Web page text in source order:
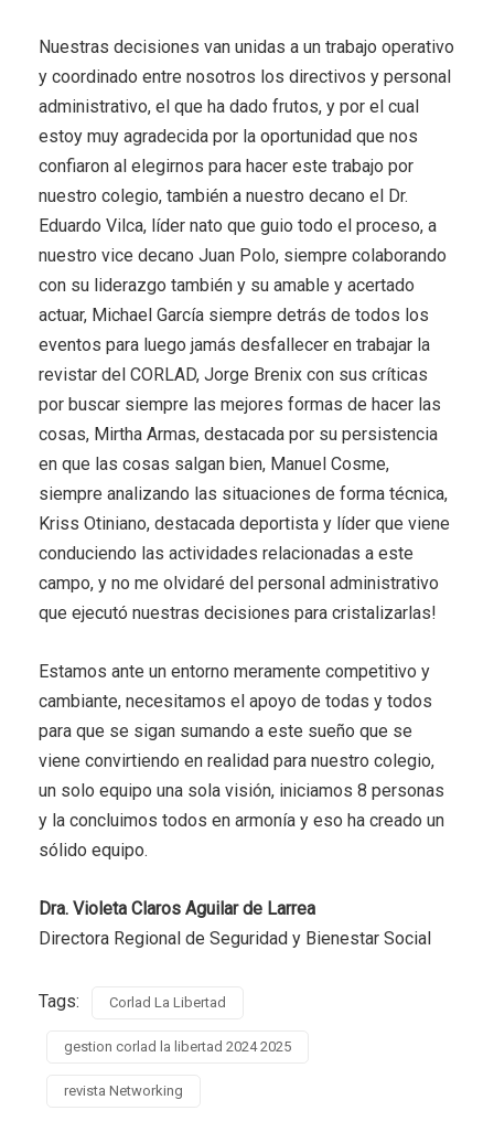
Nuestras decisiones van unidas a un trabajo operativo
y coordinado entre nosotros los directivos y personal
administrativo, el que ha dado frutos, y por el cual
estoy muy agradecida por la oportunidad que nos
confiaron al elegirnos para hacer este trabajo por
nuestro colegio, también a nuestro decano el Dr.
Eduardo Vilca, líder nato que guio todo el proceso, a
nuestro vice decano Juan Polo, siempre colaborando
con su liderazgo también y su amable y acertado
actuar, Michael García siempre detrás de todos los
eventos para luego jamás desfallecer en trabajar la
revistar del CORLAD, Jorge Brenix con sus críticas
por buscar siempre las mejores formas de hacer las
cosas, Mirtha Armas, destacada por su persistencia
en que las cosas salgan bien, Manuel Cosme,
siempre analizando las situaciones de forma técnica,
Kriss Otiniano, destacada deportista y líder que viene
conduciendo las actividades relacionadas a este
campo, y no me olvidaré del personal administrativo
que ejecutó nuestras decisiones para cristalizarlas!
Estamos ante un entorno meramente competitivo y
cambiante, necesitamos el apoyo de todas y todos
para que se sigan sumando a este sueño que se
viene convirtiendo en realidad para nuestro colegio,
un solo equipo una sola visión, iniciamos 8 personas
y la concluimos todos en armonía y eso ha creado un
sólido equipo.
Dra. Violeta Claros Aguilar de Larrea
Directora Regional de Seguridad y Bienestar Social
Tags: Corlad La Libertad
gestion corlad la libertad 2024 2025
revista Networking